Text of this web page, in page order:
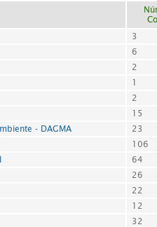
3
6
2
1
2
15
- DAGMA
23
106
64
26
22
12
32